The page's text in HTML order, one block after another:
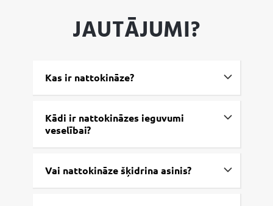
JAUTĀJUMI?
Kas ir nattokināze?
Kādi ir nattokināzes ieguvumi
veselībai?
Vai nattokināze šķidrina asinis?